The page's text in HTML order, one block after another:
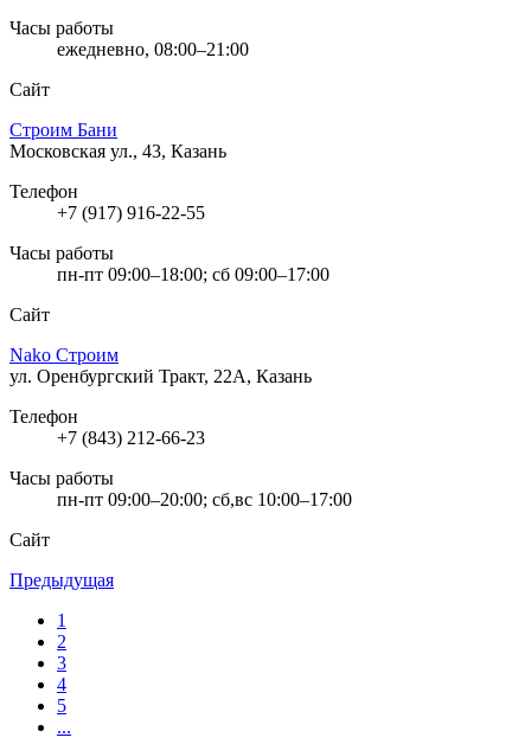
Часы работы
ежедневно, 08:00–21:00
Сайт
Строим Бани
Московская ул., 43, Казань
Телефон
+7 (917) 916-22-55
Часы работы
пн-пт 09:00–18:00; сб 09:00–17:00
Сайт
Nako Строим
ул. Оренбургский Тракт, 22А, Казань
Телефон
+7 (843) 212-66-23
Часы работы
пн-пт 09:00–20:00; сб,вс 10:00–17:00
Сайт
Предыдущая
1
2
3
4
5
...